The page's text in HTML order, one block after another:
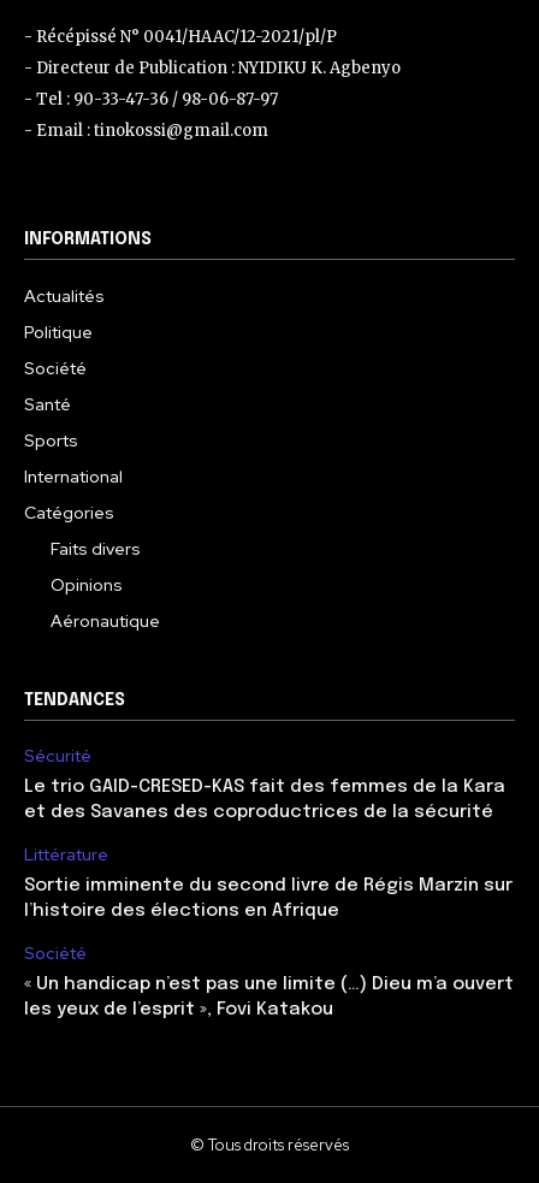
- Récépissé N° 0041/HAAC/12-2021/pl/P
- Directeur de Publication : NYIDIKU K. Agbenyo
- Tel : 90-33-47-36 / 98-06-87-97
- Email : tinokossi@gmail.com
INFORMATIONS
Actualités
Politique
Société
Santé
Sports
International
Catégories
Faits divers
Opinions
Aéronautique
TENDANCES
Sécurité
Le trio GAID-CRESED-KAS fait des femmes de la Kara
et des Savanes des coproductrices de la sécurité
Littérature
Sortie imminente du second livre de Régis Marzin sur
l’histoire des élections en Afrique
Société
« Un handicap n’est pas une limite (…) Dieu m’a ouvert
les yeux de l’esprit », Fovi Katakou
© Tous droits réservés